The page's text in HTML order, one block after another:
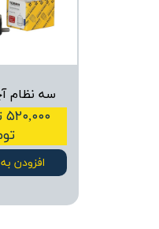
سه نظام
افزودن